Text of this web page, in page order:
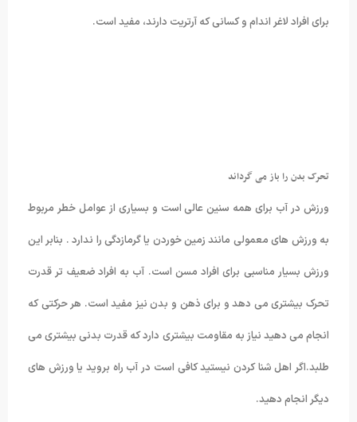
برای افراد لاغر اندام و کسانی که آرتریت دارند، مفید است.
تحرک بدن را باز می گرداند
ورزش در آب برای همه سنین عالی است و بسیاری از عوامل خطر مربوط
به ورزش های معمولی مانند زمین خوردن یا گرمازدگی را ندارد . بنابر این
ورزش بسیار مناسبی برای افراد مسن است. آب به افراد ضعیف تر قدرت
تحرک بیشتری می دهد و برای ذهن و بدن نیز مفید است. هر حرکتی که
انجام می دهید نیاز به مقاومت بیشتری دارد که قدرت بدنی بیشتری می
طلبد.اگر اهل شنا کردن نیستید کافی است در آب راه بروید یا ورزش های
دیگر انجام دهید.